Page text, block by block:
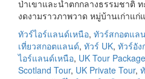
ป่าเขาและน้ำตกกลางธรรมชาติ ท
งดงามราวภาพวาด หมู่บ้านเก่าแก่
ทัวร์ไอร์แลนด์เหนือ, ทัวร์สกอตแล
เที่ยวสกอตแลนด์, ทัวร์ UK, ทัวร์อั
ไอร์แลนด์เหนือ, UK Tour Package
Scotland Tour, UK Private Tour,